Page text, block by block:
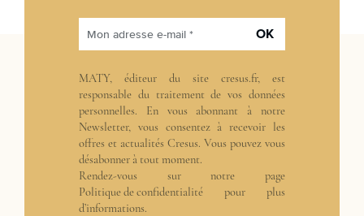
Mon adresse e-mail * OK
MATY, éditeur du site cresus.fr, est
responsable du traitement de vos données
personnelles. En vous abonnant à notre
Newsletter, vous consentez à recevoir les
offres et actualités Cresus. Vous pouvez vous
désabonner à tout moment.
Rendez-vous sur notre page
Politique de confidentialité pour plus
d’informations.